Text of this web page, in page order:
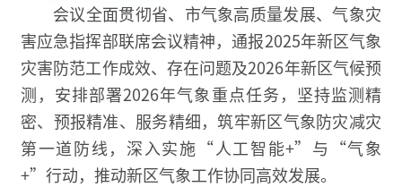
会议全面贯彻省、市气象高质量发展、气象灾
害应急指挥部联席会议精神，通报2025年新区气象
灾害防范工作成效、存在问题及2026年新区气候预
测，安排部署2026年气象重点任务，坚持监测精
密、预报精准、服务精细，筑牢新区气象防灾减灾
第一道防线，深入实施“人工智能+”与“气象
+”行动，推动新区气象工作协同高效发展。